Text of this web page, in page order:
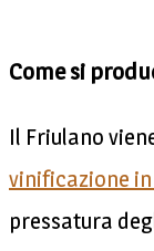
Come si
Il Friulano
vinificazione
pressatura